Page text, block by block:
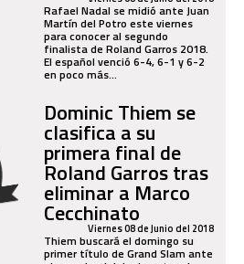
Rafael Nadal se midió ante Juan
Martín del Potro este viernes
para conocer al segundo
finalista de Roland Garros 2018.
El español venció 6-4, 6-1 y 6-2
en poco más...
Dominic Thiem se
clasifica a su
primera final de
Roland Garros tras
eliminar a Marco
Cecchinato
Viernes 08 de Junio del 2018
Thiem buscará el domingo su
primer título de Grand Slam ante